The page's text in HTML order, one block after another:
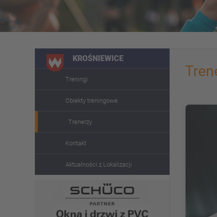
KROŚNIEWICE
Treningi
Obiekty treningowe
Trenerzy
Kontakt
Aktualności z Lokalizacji